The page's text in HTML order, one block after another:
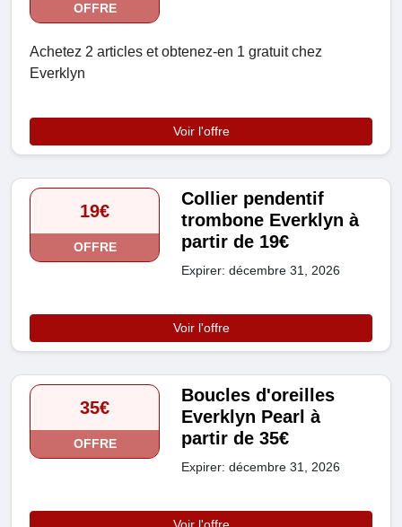
OFFRE
Achetez 2 articles et obtenez-en 1 gratuit chez
Everklyn
Voir l'offre
19€
OFFRE
Collier pendentif
trombone Everklyn à
partir de 19€
Expirer: décembre 31, 2026
Voir l'offre
35€
OFFRE
Boucles d'oreilles
Everklyn Pearl à
partir de 35€
Expirer: décembre 31, 2026